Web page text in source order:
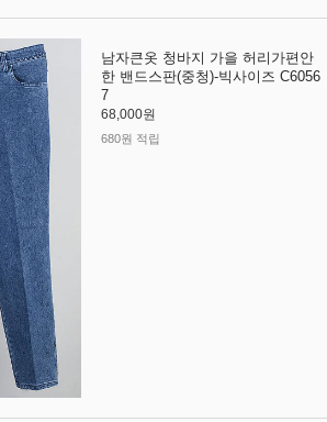
남자큰옷 청바지 가을 허리가편안
한 밴드스판(중청)-빅사이즈 C6056
7
68,000원
680원 적립